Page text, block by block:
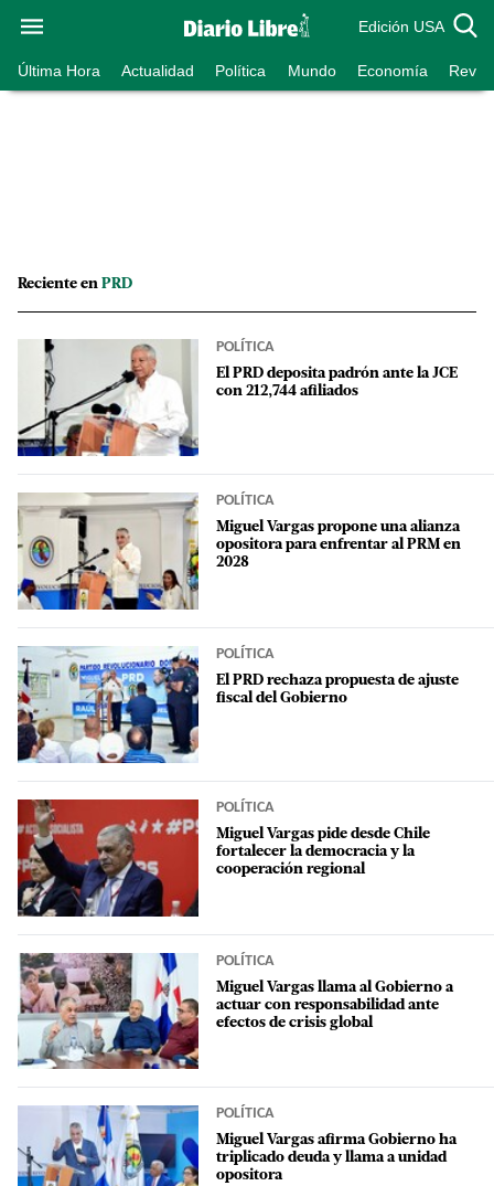
Edición USA
Última Hora Actualidad Política Mundo Economía
Reciente en PRD
POLÍTICA
El PRD deposita padrón ante la JCE
con 212,744 afiliados
POLÍTICA
Miguel Vargas propone una alianza
opositora para enfrentar al PRM en
2028
POLÍTICA
El PRD rechaza propuesta de ajuste
fiscal del Gobierno
POLÍTICA
Miguel Vargas pide desde Chile
fortalecer la democracia y la
cooperación regional
POLÍTICA
Miguel Vargas llama al Gobierno a
actuar con responsabilidad ante
efectos de crisis global
POLÍTICA
Miguel Vargas afirma Gobierno ha
triplicado deuda y llama a unidad
opositora